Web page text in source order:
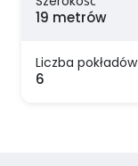
19 metrów
Liczba pokładów
6